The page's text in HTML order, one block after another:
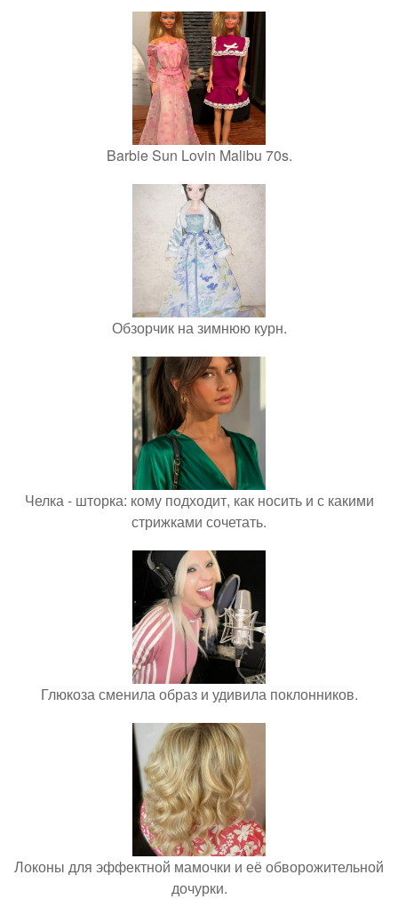
Barbie Sun Lovin Malibu 70s.
Обзорчик на зимнюю курн.
Челка - шторка: кому подходит, как носить и с какими
стрижками сочетать.
Глюкоза сменила образ и удивила поклонников.
Локоны для эффектной мамочки и её обворожительной
дочурки.